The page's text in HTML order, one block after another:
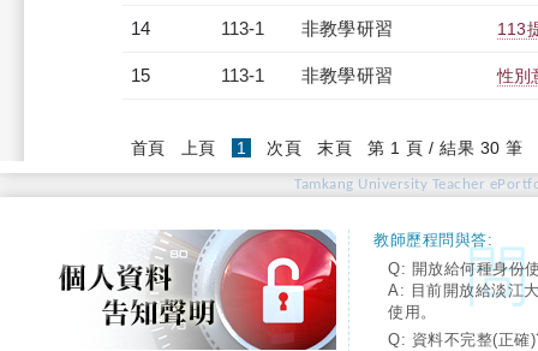
14 113-1 非教學研習 113
15 113-1 非教學研習 性別
首頁 上頁 1 (current)
次頁 末頁 第 1 頁 / 結果 30 筆
Tamkang University Teacher
教師歷程問與答:
Q: 開放給何種身份
A: 目前開放給淡江
使用。
Q: 資料不完整(正確